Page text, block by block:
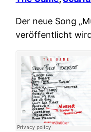
Der neue Song
veröffentlicht